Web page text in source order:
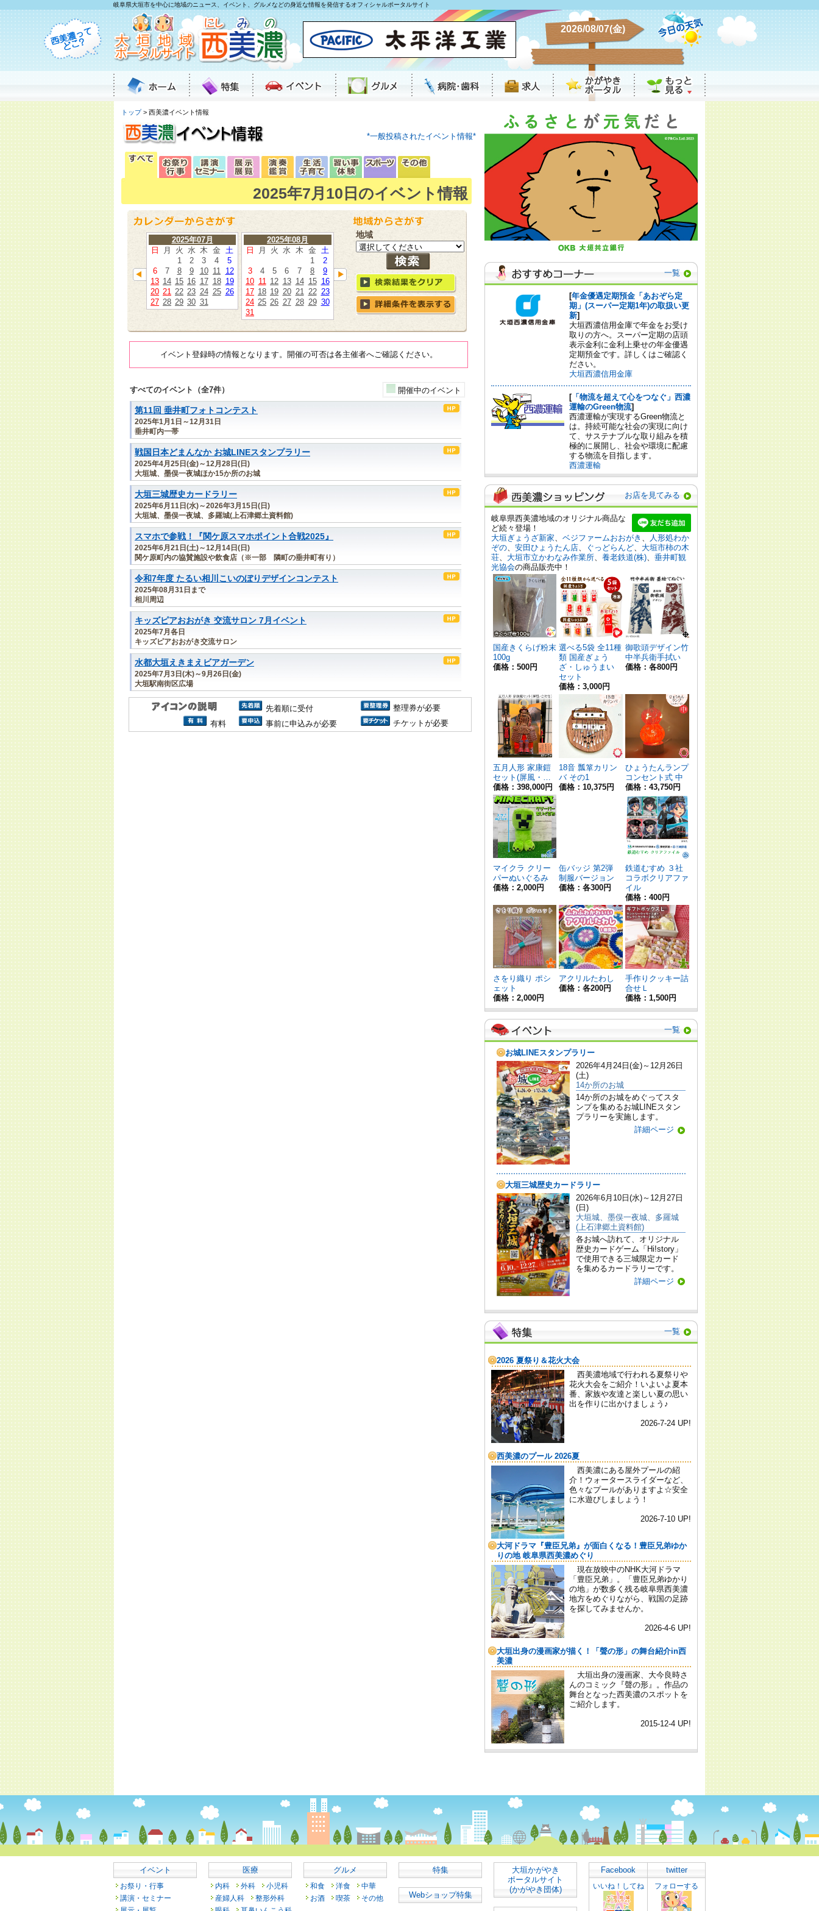
岐阜県大垣市を中心に地域のニュース、イベント、グルメなどの身近な情報を発信するオフィシャルポータルサイト
2026/08/07(金)
トップ> 西美濃イベント情報
*一般投稿されたイベント情報*
2025年7月10日のイベント情報
2025年07月
日
月 火 水 木 金 土
1
2 3 4
5
6
7 8 9 10 11 12
13 14 15 16 17 18 19
20 21 22 23 24 25 26
27 28 29 30 31
2025年08月
日
月 火 水 木 金 土
1
2
3
4 5 6 7 8
9
10 11 12 13 14 15 16
17 18 19 20 21 22 23
24 25 26 27 28 29 30
31
地域
イベント登録時の情報となります。開催の可否は各主催者へご確認ください。
すべてのイベント（全7件） 開催中のイベント
第11回 垂井町フォトコンテスト
2025年1月1日～12月31日
垂井町内一帯
戦国日本どまんなか お城LINEスタンプラリー
2025年4月25日(金)～12月28日(日)
大垣城、墨俣一夜城ほか15か所のお城
大垣三城歴史カードラリー
2025年6月11日(水)～2026年3月15日(日)
大垣城、墨俣一夜城、多羅城(上石津郷土資料館)
スマホで参戦！『関ケ原スマホポイント合戦2025』
2025年6月21日(土)～12月14日(日)
関ケ原町内の協賛施設や飲食店（※一部 隣町の垂井町有り）
令和7年度 たるい相川こいのぼりデザインコンテスト
2025年08月31日まで
相川周辺
キッズピアおおがき 交流サロン 7月イベント
2025年7月各日
キッズピアおおがき交流サロン
水都大垣えきまえビアガーデン
2025年7月3日(木)～9月26日(金)
大垣駅南街区広場
先着順に受付
整理券が必要
有料
事前に申込みが必要 チケットが必要
イベント
お祭り・行事
講演・セミナー
医療
内科 外科
小児科
産婦人科
整形外科
グルメ
和食 洋食
中華
お酒
喫茶 その他
特集
Webショップ特集
大垣かがやき
ポータルサイト
(かがやき団体)
Facebook
いいね！してね
twitter
フォローする